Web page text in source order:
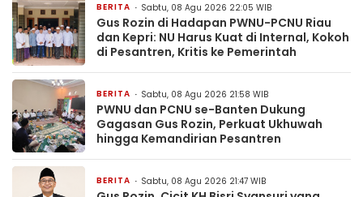
BERITA Sabtu, 08 Agu 2026 22:05 WIB
Gus Rozin di Hadapan PWNU-PCNU Riau
dan Kepri: NU Harus Kuat di Internal, Kokoh
di Pesantren, Kritis ke Pemerintah
BERITA Sabtu, 08 Agu 2026 21:58 WIB
PWNU dan PCNU se-Banten Dukung
Gagasan Gus Rozin, Perkuat Ukhuwah
hingga Kemandirian Pesantren
BERITA Sabtu, 08 Agu 2026 21:47 WIB